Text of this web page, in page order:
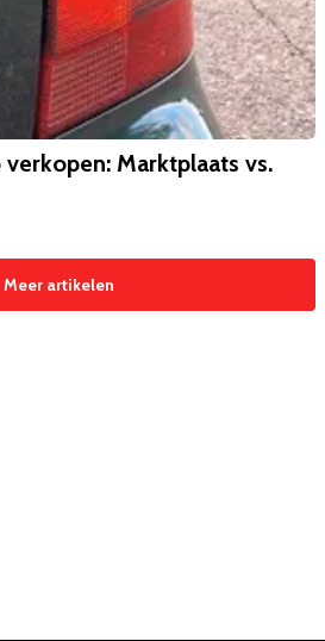
Marktplaats vs.
Meer artikelen